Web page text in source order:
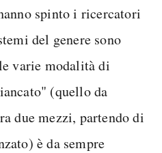
spinto i ricercatori
del genere sono
varie modalità di
(quello da
due mezzi, partendo di
è da sempre